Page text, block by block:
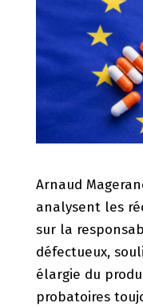
Arnaud
analysent les
sur la
défectueux,
élargie du
probatoires